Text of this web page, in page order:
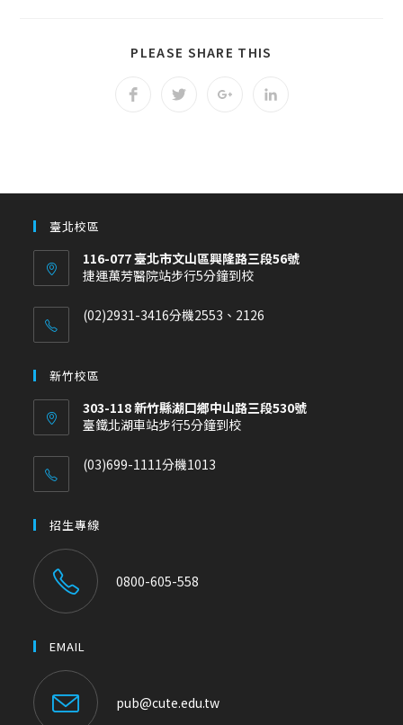
PLEASE SHARE THIS
臺北校區
116-077 臺北市文山區興隆路三段56號
捷運萬芳醫院站步行5分鐘到校
(02)2931-3416分機2553、2126
新竹校區
303-118 新竹縣湖口鄉中山路三段530號
臺鐵北湖車站步行5分鐘到校
(03)699-1111分機1013
招生專線
0800-605-558
EMAIL
pub@cute.edu.tw